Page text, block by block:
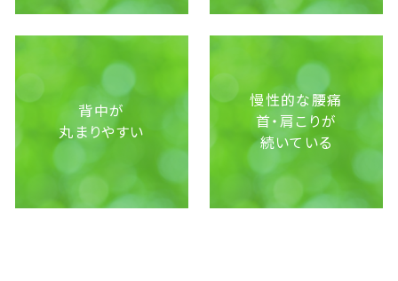
背中が
丸まりやすい
慢性的な腰痛
首・肩こりが
続いている